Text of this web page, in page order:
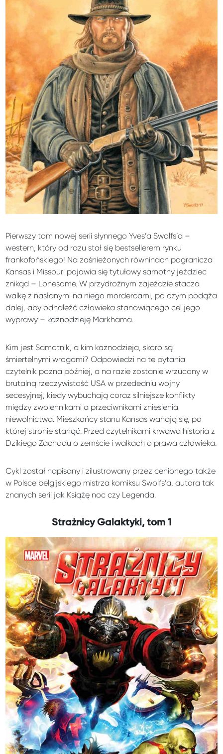
Pierwszy tom nowej serii słynnego Yves’a Swolfs’a –
western, który od razu stał się bestsellerem rynku
frankofońskiego! Na zaśnieżonych równinach pogranicza
Kansas i Missouri pojawia się tytułowy samotny jeździec
znikąd – Lonesome. W przydrożnym zajeździe stacza
walkę z nasłanymi na niego mordercami, po czym podąża
dalej, aby odnaleźć człowieka stanowiącego cel jego
wyprawy – kaznodzieję Markhama.
Kim jest Samotnik, a kim kaznodzieja, skoro są
śmiertelnymi wrogami? Odpowiedzi na te pytania
czytelnik pozna później, a na razie zostanie wrzucony w
brutalną rzeczywistość USA w przededniu wojny
secesyjnej, kiedy wybuchają coraz silniejsze konflikty
między zwolennikami a przeciwnikami zniesienia
niewolnictwa. Mieszkańcy stanu Kansas wahają się, po
której stronie stanąć. Przed czytelnikami krwawa historia z
Dzikiego Zachodu o zemście i walkach o prawa człowieka.
Cykl został napisany i zilustrowany przez cenionego także
w Polsce belgijskiego mistrza komiksu Swolfs’a, autora tak
znanych serii jak Książę noc czy Legenda.
Strażnicy Galaktyki, tom 1